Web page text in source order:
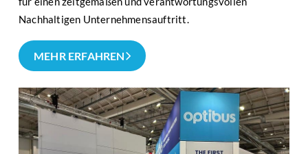
Nachhaltigen Unternehmensauftritt.
MEHR ERFAHREN